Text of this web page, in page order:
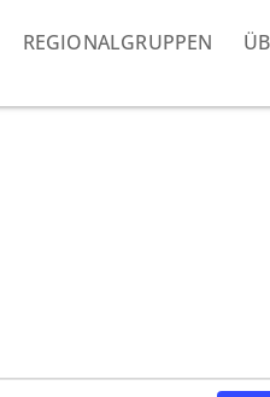
REGIONALGRUPPEN